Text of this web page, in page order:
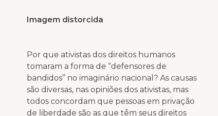
Imagem distorcida
Por que ativistas dos direitos humanos
tomaram a forma de “defensores de
bandidos” no imaginário nacional? As causas
são diversas, nas opiniões dos ativistas, mas
todos concordam que pessoas em privação
de liberdade são as que têm seus direitos